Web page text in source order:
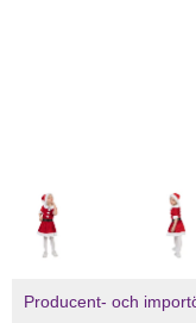
Producent- och